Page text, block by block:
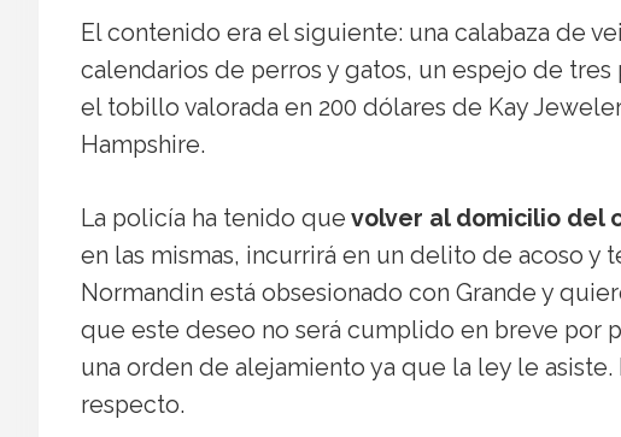
El contenido era el siguiente: una calabaza de
calendarios de perros y gatos, un espejo de
el tobillo valorada en 200 dólares de Kay
Hampshire.
La policía ha tenido que volver al domicilio del
en las mismas, incurrirá en un delito de acoso
Normandin está obsesionado con Grande y
que este deseo no será cumplido en breve por
una orden de alejamiento ya que la ley le
respecto.